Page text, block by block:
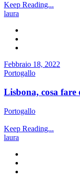
Keep Reading...
laura
Febbraio 18, 2022
Portogallo
Lisbona, cosa fare
Portogallo
Keep Reading...
laura